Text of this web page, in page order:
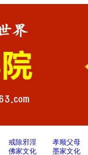
戒除邪淫
孝顺父母
佛家文化
墨家文化